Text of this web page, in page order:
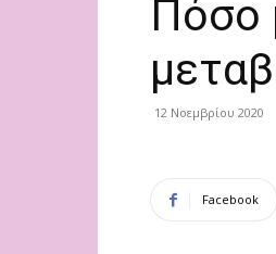
Πόσο
12 Νοεμβρίου 2020
Facebook